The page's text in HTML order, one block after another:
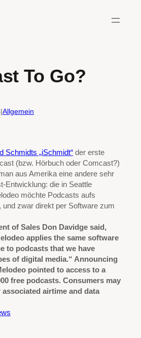
To Go?
|Allgemein
Schmidts „iSchmidt“ der erste
(bzw. Hörbuch oder Comcast?)
aus Amerika eine andere sehr
Entwicklung: die in Seattle
möchte Podcasts aufs
und zwar direkt per Software zum
of Sales Don Davidge said,
applies the same software
to podcasts that we have
of digital media.“ Announcing
pointed to access to a
free podcasts. Consumers may
airtime and data